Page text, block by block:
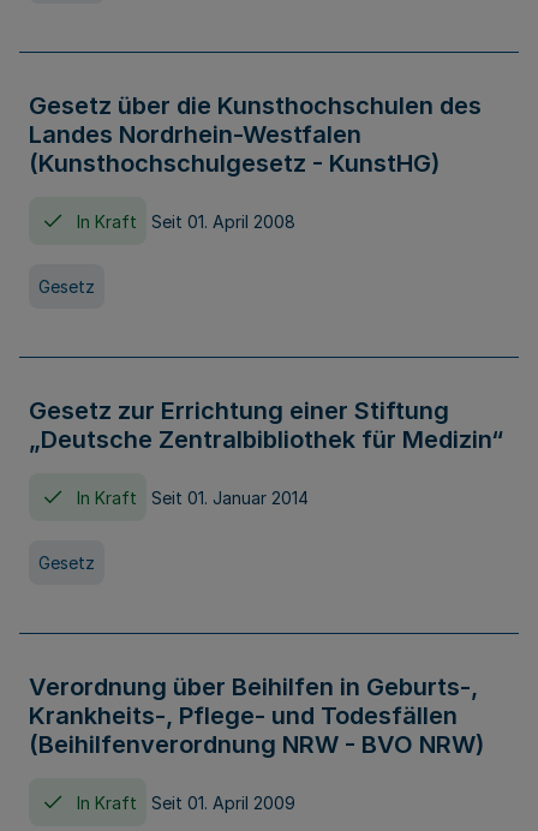
Gesetz über die Kunsthochschulen des
Landes Nordrhein-Westfalen
(Kunsthochschulgesetz - KunstHG)
In Kraft Seit 01. April 2008
Gesetz
Gesetz zur Errichtung einer Stiftung
„Deutsche Zentralbibliothek für Medizin“
In Kraft Seit 01. Januar 2014
Gesetz
Verordnung über Beihilfen in Geburts-,
Krankheits-, Pflege- und Todesfällen
(Beihilfenverordnung NRW - BVO NRW)
In Kraft Seit 01. April 2009